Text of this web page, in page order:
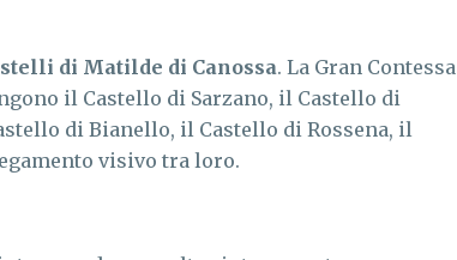
di Matilde di Canossa. La Gran Contessa
il Castello di Sarzano, il Castello di
di Bianello, il Castello di Rossena, il
visivo tra loro.